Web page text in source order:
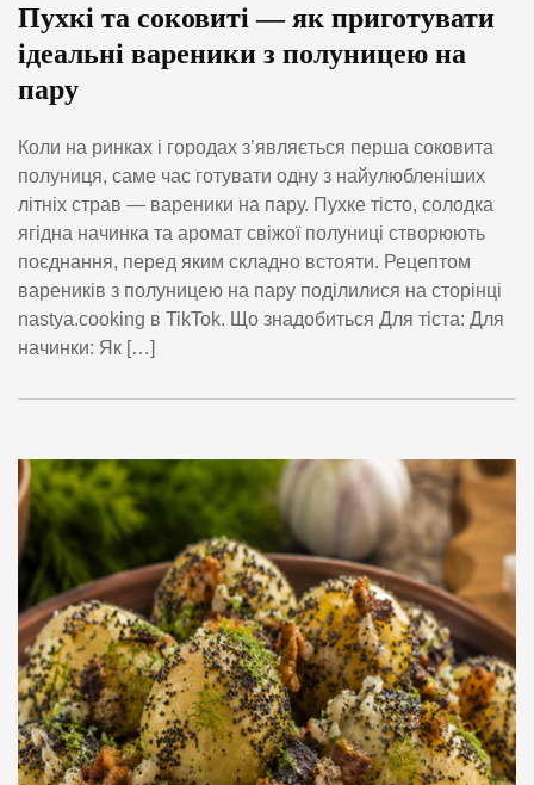
Пухкі та соковиті — як приготувати
ідеальні вареники з полуницею на
пару
Коли на ринках і городах з’являється перша соковита
полуниця, саме час готувати одну з найулюбленіших
літніх страв — вареники на пару. Пухке тісто, солодка
ягідна начинка та аромат свіжої полуниці створюють
поєднання, перед яким складно встояти. Рецептом
вареників з полуницею на пару поділилися на сторінці
nastya.cooking в TikTok. Що знадобиться Для тіста: Для
начинки: Як […]